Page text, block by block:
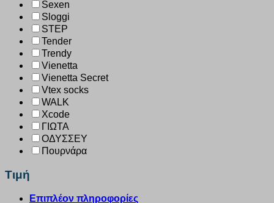
Sexen
Sloggi
STEP
Tender
Trendy
Vienetta
Vienetta Secret
Vtex socks
WALK
Xcode
ΓΙΩΤΑ
ΟΔΥΣΣΕΥ
Πουρνάρα
Τιμή
Επιπλέον πληροφορίες